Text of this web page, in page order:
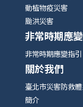
動植物疫災害
颱洪災害
非常時期應
非常時期應變指引
關於我們
臺北市災害防救
簡介